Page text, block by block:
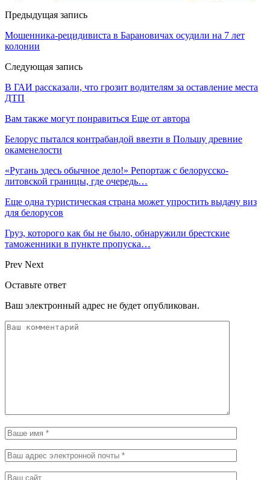
Предыдущая запись
Мошенника-рецидивиста в Барановичах осудили на 7 лет
колонии
Следующая запись
В ГАИ рассказали, что грозит водителям за оставление места
ДТП
Вам также могут понравиться Еще от автора
Белорус пытался контрабандой ввезти в Польшу древние
окаменелости
«Ругань здесь обычное дело!» Репортаж с белорусско-
литовской границы, где очередь…
Еще одна туристическая страна может упростить выдачу виз
для белорусов
Груз, которого как бы не было, обнаружили брестские
таможенники в пункте пропуска…
Prev Next
Оставьте ответ
Ваш электронный адрес не будет опубликован.